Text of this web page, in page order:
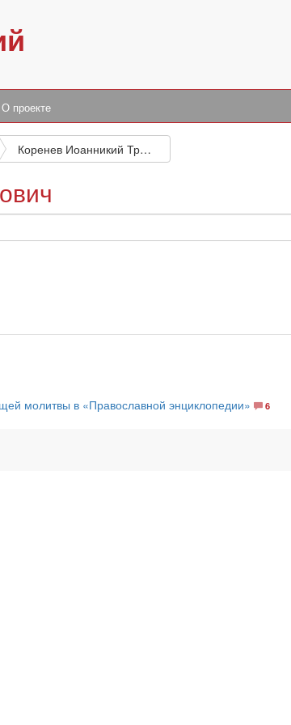
О проекте
Коренев Иоанникий Трофимович
молитвы в «Православной энциклопедии» 6